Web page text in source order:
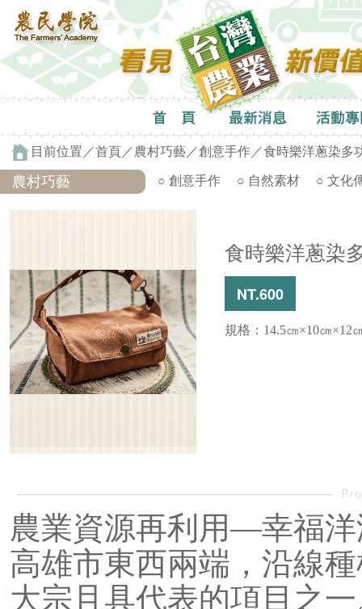
目前位置／首頁 ／ 農村巧藝 ／創意手作 ／食時樂洋蔥染多
農村巧藝 ○ 創意手作 ○ 自然素材 ○ 文化
食時樂洋蔥染
NT.600
規格：14.5㎝×10㎝×12
農業資源再利用—幸福
高雄市東西兩端，沿線
大宗且具代表的項目之